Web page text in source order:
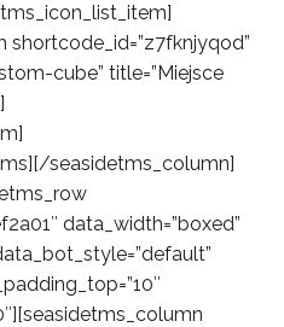
cube” title=”Miejsce
seasidetms_column]
data_width=”boxed”